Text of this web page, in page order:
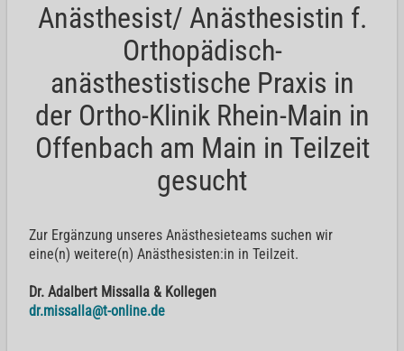
Anästhesist/ Anästhesistin f.
Orthopädisch-
anästhestistische Praxis in
der Ortho-Klinik Rhein-Main in
Offenbach am Main in Teilzeit
gesucht
Zur Ergänzung unseres Anästhesieteams suchen wir
eine(n) weitere(n) Anästhesisten:in in Teilzeit.
Dr. Adalbert Missalla & Kollegen
dr.missalla@t-online.de